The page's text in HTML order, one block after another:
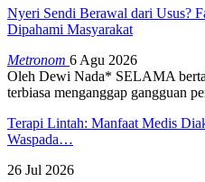
Nyeri Sendi Berawal dari Usus?
Dipahami Masyarakat
Metronom 6 Agu 2026
Oleh Dewi Nada* SELAMA
terbiasa menganggap gangguan
Terapi Lintah: Manfaat Medis
Waspada…
26 Jul 2026